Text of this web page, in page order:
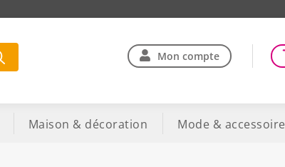
Mon compte
Maison & décoration Mode &